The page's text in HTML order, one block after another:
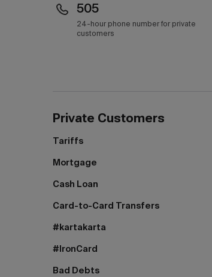
505
24-hour phone number for private
customers
Private Customers
Tariffs
Mortgage
Cash Loan
Card-to-Card Transfers
#kartakarta
#IronCard
Bad Debts